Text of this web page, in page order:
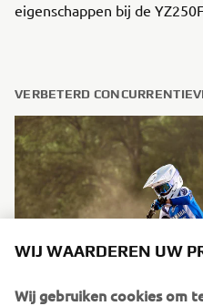
eigenschappen bij de
VERBETERD
WIJ WAARDEREN UW
Wij gebruiken cookies om